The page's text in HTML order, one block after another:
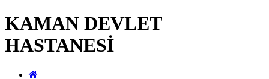
KAMAN DEVLET
HASTANESİ